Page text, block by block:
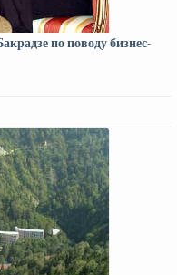
по поводу бизнес-